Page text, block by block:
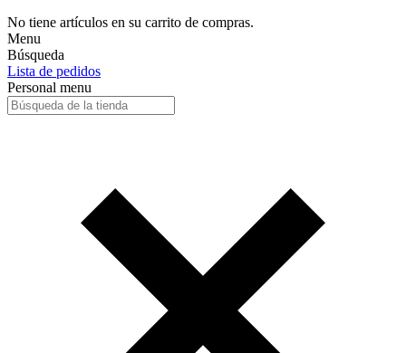
No tiene artículos en su carrito de compras.
Menu
Búsqueda
Lista de pedidos
Personal menu